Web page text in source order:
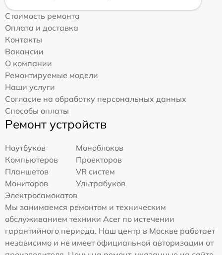
Стоимость ремонта
Оплата и доставка
Контакты
Вакансии
О компании
Ремонтируемые модели
Наши услуги
Согласие на обработку персональных данных
Способы оплаты
Ремонт устройств
Ноутбуков
Моноблоков
Компьютеров
Проекторов
Планшетов
VR систем
Мониторов
Ультрабуков
Электросамокатов
Мы занимаемся ремонтом и техническим
обслуживанием техники Acer по истечении
гарантийного периода. Наш центр в Москве работает
независимо и не имеет официальной авторизации от